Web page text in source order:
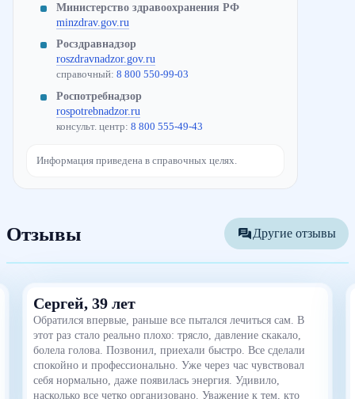
Министерство здравоохранения РФ
minzdrav.gov.ru
Росздравнадзор
roszdravnadzor.gov.ru
справочный: 8 800 550-99-03
Роспотребнадзор
rospotrebnadzor.ru
консульт. центр: 8 800 555-49-43
Информация приведена в справочных целях.
Отзывы Другие отзывы
Сергей, 39 лет
Обратился впервые, раньше все пытался лечиться сам. В
этот раз стало реально плохо: трясло, давление скакало,
болела голова. Позвонил, приехали быстро. Все сделали
спокойно и профессионально. Уже через час чувствовал
себя нормально, даже появилась энергия. Удивило,
насколько все четко организовано. Уважение к тем, кто